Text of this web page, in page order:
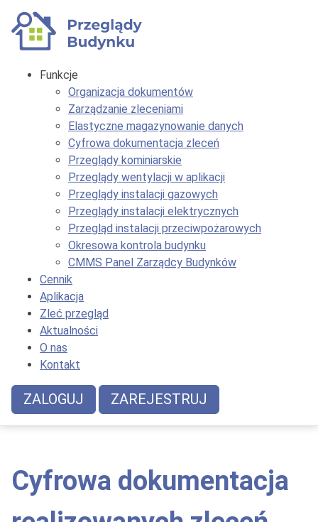
Funkcje
Organizacja dokumentów
Zarządzanie zleceniami
Elastyczne magazynowanie danych
Cyfrowa dokumentacja zleceń
Przeglądy kominiarskie
Przeglądy wentylacji w aplikacji
Przeglądy instalacji gazowych
Przeglądy instalacji elektrycznych
Przegląd instalacji przeciwpożarowych
Okresowa kontrola budynku
CMMS Panel Zarządcy Budynków
Cennik
Aplikacja
Zleć przegląd
Aktualności
O nas
Kontakt
ZALOGUJ ZAREJESTRUJ
Cyfrowa dokumentacja